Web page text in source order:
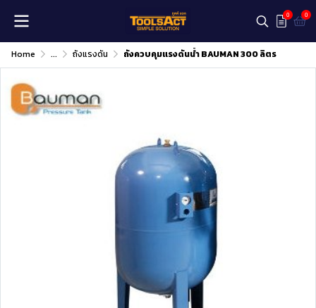
0 0
Home ... ถังแรงดัน ถังควบคุมแรงดันน้ำ BAUMAN 300 ลิตร